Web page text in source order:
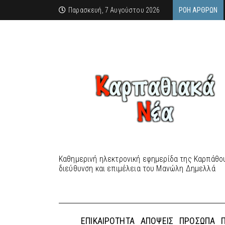
Παρασκευή, 7 Αυγούστου 2026 ΡΟΉ ΆΡΘΡΩΝ
Καθημερινή ηλεκτρονική εφημερίδα της
διεύθυνση και επιμέλεια του Μανώλη Δημελλά
ΕΠΙΚΑΙΡΌΤΗΤΑ ΑΠΌΨΕΙΣ ΠΡΌΣΩΠΑ